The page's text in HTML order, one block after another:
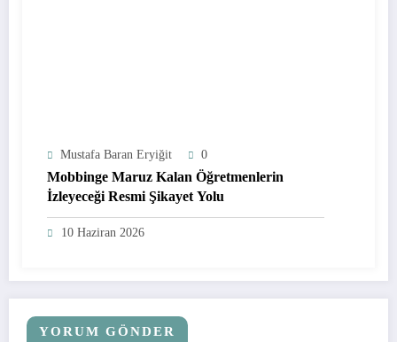
Mustafa Baran Eryiğit 0
Mobbinge Maruz Kalan Öğretmenlerin
İzleyeceği Resmi Şikayet Yolu
10 Haziran 2026
YORUM GÖNDER